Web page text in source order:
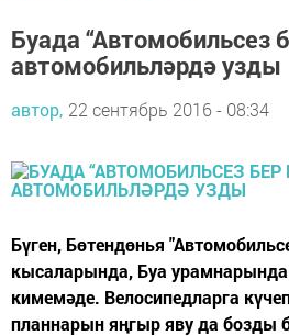
Буада “Автомобильсез
автомобильләрдә узды
автор, 22 сентябрь 2016 - 08:34
Бүген, Бөтендөнья
кысаларында, Буа
кимемәде. Велосипедларга
планнарын яңгыр яву да бозды